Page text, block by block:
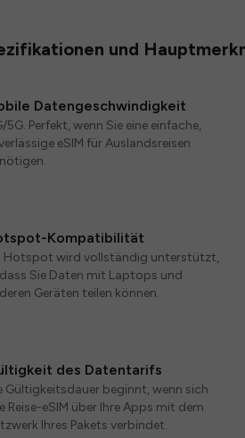
und
Datengeschwindigkeit
5G. Perfekt, wenn Sie eine einfache,
eSIM für Auslandsreisen
Kompatibilität
Hotspot wird vollständig unterstützt,
Sie Daten mit Laptops und
Geräten teilen können.
des Datentarifs
Gültigkeitsdauer beginnt, wenn sich
Reise-eSIM über Ihre Apps mit dem
Ihres Pakets verbindet.